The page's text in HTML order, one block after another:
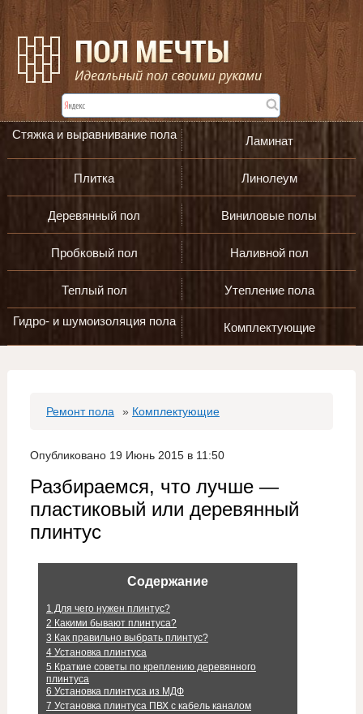
Стяжка и выравнивание пола Ламинат
Плитка Линолеум
Деревянный пол Виниловые полы
Пробковый пол Наливной пол
Теплый пол Утепление пола
Гидро- и шумоизоляция пола Комплектующие
Ремонт пола » Комплектующие
Опубликовано 19 Июнь 2015 в 11:50
Разбираемся, что лучше —
пластиковый или деревянный
плинтус
Содержание
1 Для чего нужен плинтус?
2 Какими бывают плинтуса?
3 Как правильно выбрать плинтус?
4Установка плинтуса
5 Краткие советы по креплению деревянного
плинтуса
6 Установка плинтуса из МДФ
7 Установка плинтуса ПВХ с кабель каналом